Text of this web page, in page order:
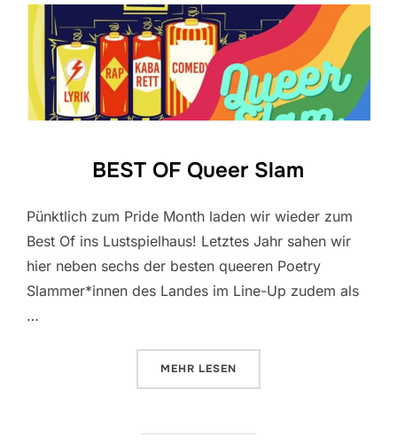
BEST OF Queer Slam
Pünktlich zum Pride Month laden wir wieder zum
Best Of ins Lustspielhaus! Letztes Jahr sahen wir
hier neben sechs der besten queeren Poetry
Slammer*innen des Landes im Line-Up zudem als
…
MEHR ÜBER „BEST OF QUEER SLAM“
LESEN